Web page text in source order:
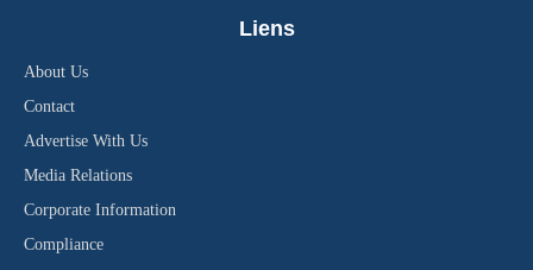
Liens
About Us
Contact
Advertise With Us
Media Relations
Corporate Information
Compliance